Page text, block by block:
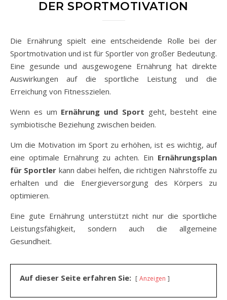
DER SPORTMOTIVATION
Die Ernährung spielt eine entscheidende Rolle bei der
Sportmotivation und ist für Sportler von großer Bedeutung.
Eine gesunde und ausgewogene Ernährung hat direkte
Auswirkungen auf die sportliche Leistung und die
Erreichung von Fitnesszielen.
Wenn es um Ernährung und Sport geht, besteht eine
symbiotische Beziehung zwischen beiden.
Um die Motivation im Sport zu erhöhen, ist es wichtig, auf
eine optimale Ernährung zu achten. Ein Ernährungsplan
für Sportler kann dabei helfen, die richtigen Nährstoffe zu
erhalten und die Energieversorgung des Körpers zu
optimieren.
Eine gute Ernährung unterstützt nicht nur die sportliche
Leistungsfähigkeit, sondern auch die allgemeine
Gesundheit.
Auf dieser Seite erfahren Sie: Anzeigen